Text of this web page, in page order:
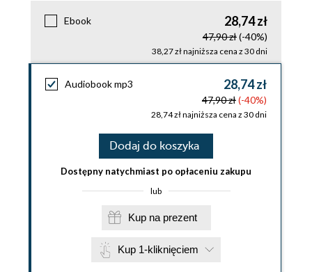
Ebook 28,74 zł
47,90 zł(-40%)
38,27 zł najniższa cena z 30 dni
Audiobook mp3 28,74 zł
47,90 zł(-40%)
28,74 zł najniższa cena z 30 dni
Dodaj do koszyka
Dostępny natychmiast po opłaceniu zakupu
lub
Kup na prezent
Kup 1-kliknięciem